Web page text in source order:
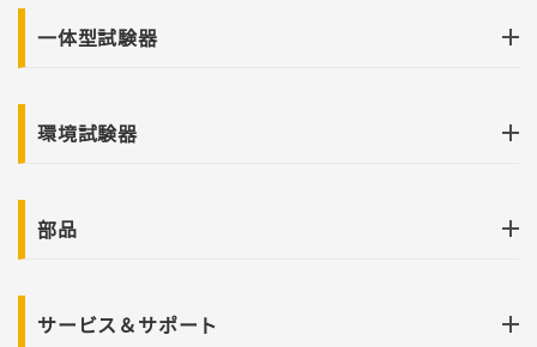
一体型試験器
環境試験器
部品
サービス＆サポート